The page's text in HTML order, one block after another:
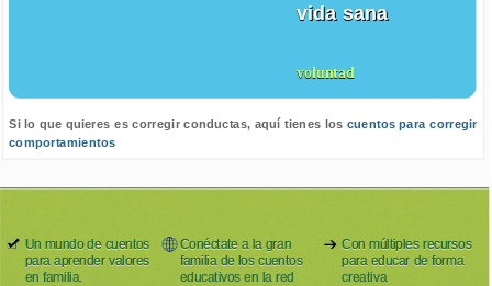
vida sana
voluntad
Si lo que quieres es corregir conductas, aquí tienes los cuentos para corregir
comportamientos
Un mundo de cuentos
para aprender valores
en familia.
Conéctate a la gran
familia de los cuentos
educativos en la red
Con múltiples recursos
para educar de forma
creativa